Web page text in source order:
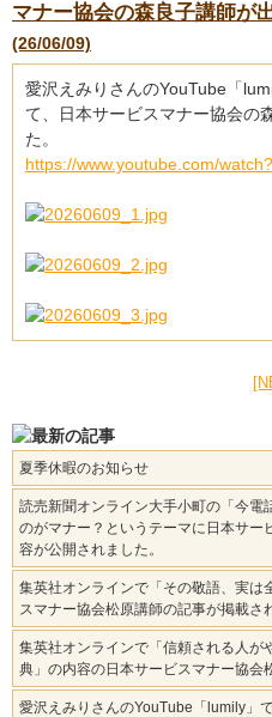
マナー協会の森良子講師が
(26/06/09)
愛沢えみりさんのYouTube「
て、日本サービスマナー協会の
た。
https://www.youtube.com/
夏季休暇のお知らせ
読売新聞オンライン大手小町の「今電
のがマナー？というテーマに日本サー
容が公開されました。
集英社オンラインで「その敬語、実は
スマナー協会松原講師の記事が掲載さ
集英社オンラインで「信頼される人が
典」の内容の日本サービスマナー協会
愛沢えみりさんのYouTube「lumily」